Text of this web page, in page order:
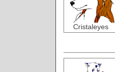
Cristaleyes